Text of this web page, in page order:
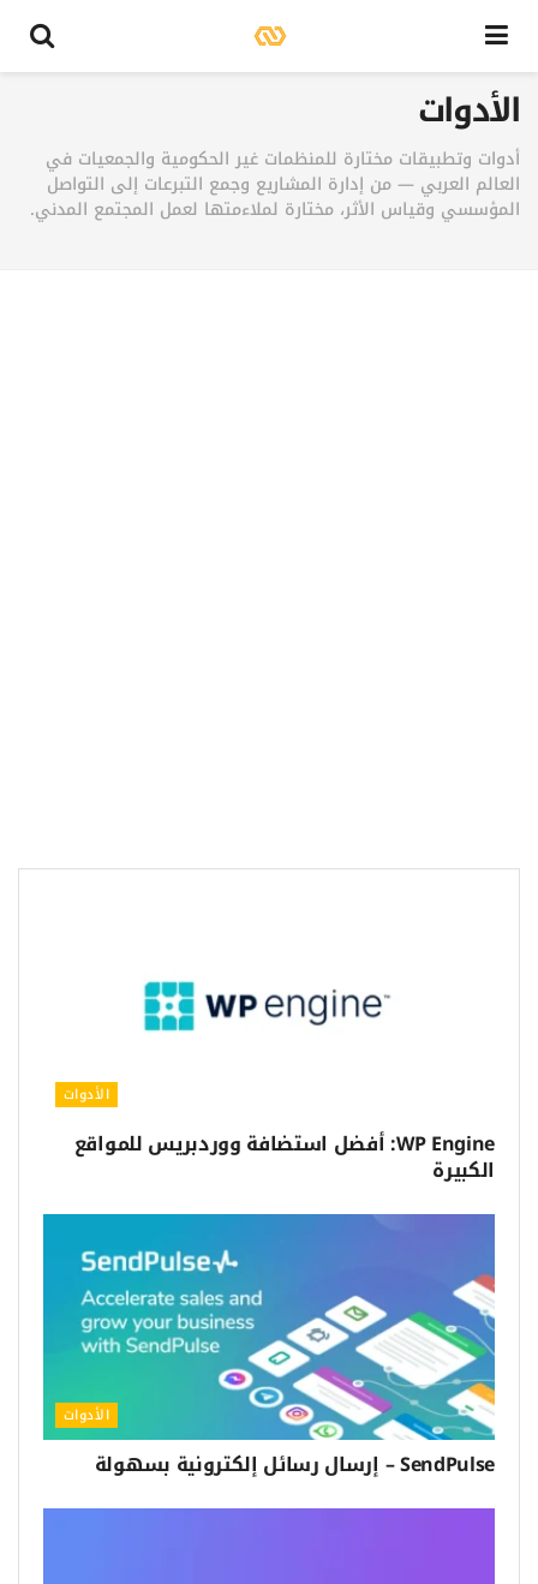
الأدوات
أدوات وتطبيقات مختارة للمنظمات غير الحكومية والجمعيات في
العالم العربي — من إدارة المشاريع وجمع التبرعات إلى التواصل
المؤسسي وقياس الأثر، مختارة لملاءمتها لعمل المجتمع المدني.
الأدوات
WP Engine: أفضل استضافة ووردبريس للمواقع
الكبيرة
الأدوات
SendPulse – إرسال رسائل إلكترونية بسهولة